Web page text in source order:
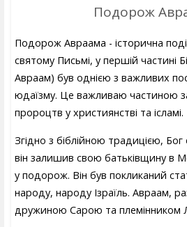
Подорож
Подорож Авраама - історична
святому Письмі, у першій частині
Авраам) був однією з важливих
юдаїзму. Це важливаю частиною
пророцтв у християнстві та ісламі.
Згідно з біблійною традицією,
він залишив свою батьківщину в
у подорож. Він був покликаний
народу, народу Ізраїль. Авраам,
дружиною Сарою та племінником